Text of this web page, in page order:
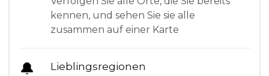
kennen, und sehen Sie sie alle
zusammen auf einer Karte
🔔 Lieblingsregionen